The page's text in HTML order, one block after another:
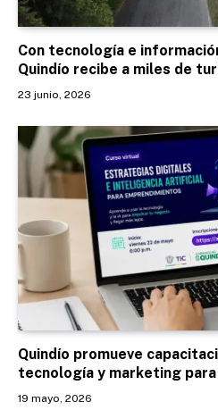
Con tecnología e
Quindío recibe a miles de
23 junio, 2026
Quindío promueve
tecnología y marketing
19 mayo, 2026